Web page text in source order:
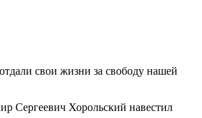
свои жизни за свободу нашей
Сергеевич Хорольский навестил